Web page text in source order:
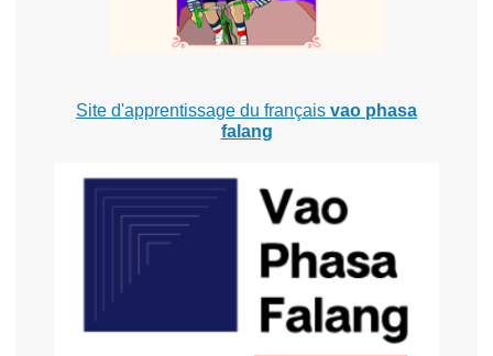
Site d'apprentissage du français vao phasa
falang